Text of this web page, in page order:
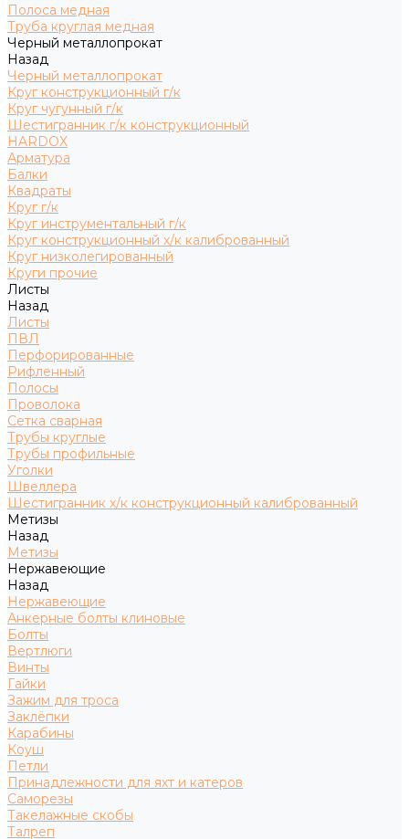
Полоса медная
Труба круглая медная
Черный металлопрокат
Назад
Черный металлопрокат
Круг конструкционный г/к
Круг чугунный г/к
Шестигранник г/к конструкционный
HARDOX
Арматура
Балки
Квадраты
Круг г/к
Круг инструментальный г/к
Круг конструкционный х/к калиброванный
Круг низколегированный
Круги прочие
Листы
Назад
Листы
ПВЛ
Перфорированные
Рифленный
Полосы
Проволока
Сетка сварная
Трубы круглые
Трубы профильные
Уголки
Швеллера
Шестигранник х/к конструкционный калиброванный
Метизы
Назад
Метизы
Нержавеющие
Назад
Нержавеющие
Анкерные болты клиновые
Болты
Вертлюги
Винты
Гайки
Зажим для троса
Заклёпки
Карабины
Коуш
Петли
Принадлежности для яхт и катеров
Саморезы
Такелажные скобы
Талреп